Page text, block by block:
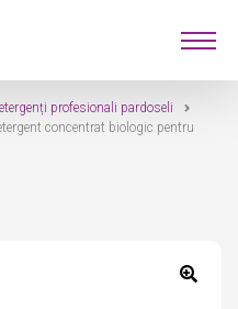
profesionali pardoseli
concentrat biologic pentru